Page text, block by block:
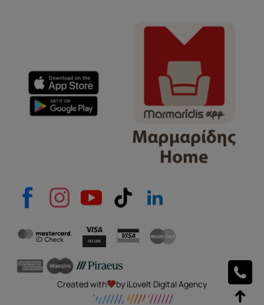
e-mail
Το μήνυμά σας
Created with by iLoveIt Digital Agency